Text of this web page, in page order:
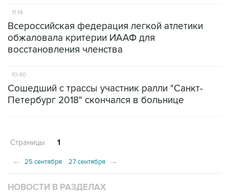
11:14
Всероссийская федерация легкой атлетики
обжаловала критерии ИААФ для
восстановления членства
10:40
Сошедший с трассы участник ралли "Санкт-
Петербург 2018" скончался в больнице
Страницы 1
← 25 сентября 27 сентября →
НОВОСТИ В РАЗДЕЛАХ